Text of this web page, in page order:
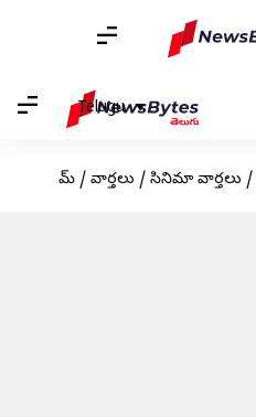
Telugu
హోమ్ / వార్తలు / సినిమా వార్తలు /